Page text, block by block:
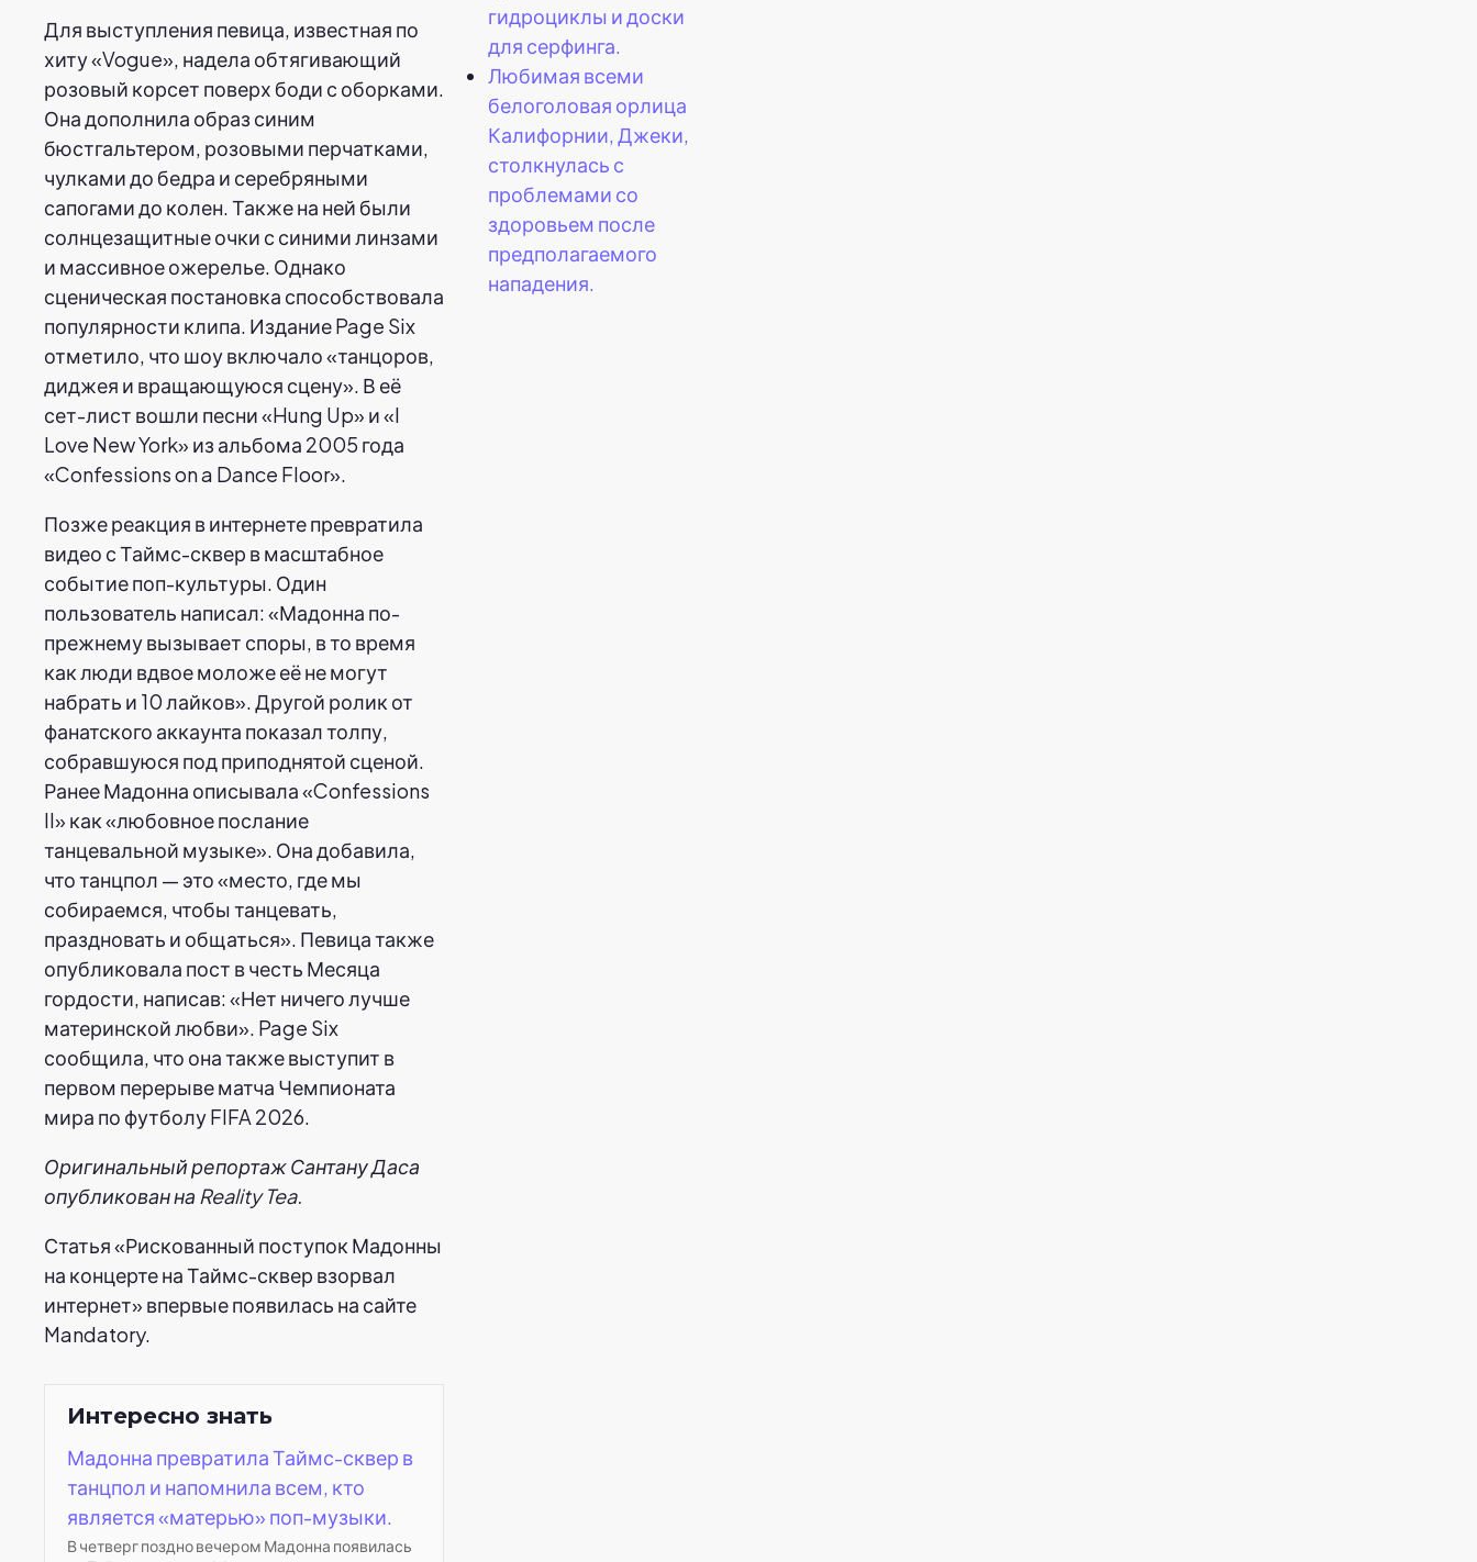
Для выступления певица, известная по
хиту «Vogue», надела обтягивающий
розовый корсет поверх боди с оборками.
Она дополнила образ синим
бюстгальтером, розовыми перчатками,
чулками до бедра и серебряными
сапогами до колен. Также на ней были
солнцезащитные очки с синими линзами
и массивное ожерелье. Однако
сценическая постановка способствовала
популярности клипа. Издание Page Six
отметило, что шоу включало «танцоров,
диджея и вращающуюся сцену». В её
сет-лист вошли песни «Hung Up» и «I
Love New York» из альбома 2005 года
«Confessions on a Dance Floor».
Позже реакция в интернете превратила
видео с Таймс-сквер в масштабное
событие поп-культуры. Один
пользователь написал: «Мадонна по-
прежнему вызывает споры, в то время
как люди вдвое моложе её не могут
набрать и 10 лайков». Другой ролик от
фанатского аккаунта показал толпу,
собравшуюся под приподнятой сценой.
Ранее Мадонна описывала «Confessions
II» как «любовное послание
танцевальной музыке». Она добавила,
что танцпол — это «место, где мы
собираемся, чтобы танцевать,
праздновать и общаться». Певица также
опубликовала пост в честь Месяца
гордости, написав: «Нет ничего лучше
материнской любви». Page Six
сообщила, что она также выступит в
первом перерыве матча Чемпионата
мира по футболу FIFA 2026.
Оригинальный репортаж Сантану Даса
опубликован на Reality Tea.
Статья «Рискованный поступок Мадонны
на концерте на Таймс-сквер взорвал
интернет» впервые появилась на сайте
Mandatory.
Интересно знать
Мадонна превратила Таймс-сквер в
танцпол и напомнила всем, кто
является «матерью» поп-музыки.
В четверг поздно вечером Мадонна появилась
гидроциклы и доски
для серфинга.
Любимая всеми
белоголовая орлица
Калифорнии, Джеки,
столкнулась с
проблемами со
здоровьем после
предполагаемого
нападения.